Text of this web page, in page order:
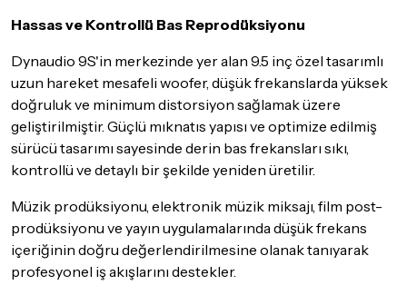
Hassas ve Kontrollü Bas Reprodüksiyonu
Dynaudio 9S'in merkezinde yer alan 9.5 inç özel tasarımlı
uzun hareket mesafeli woofer, düşük frekanslarda yüksek
doğruluk ve minimum distorsiyon sağlamak üzere
geliştirilmiştir. Güçlü mıknatıs yapısı ve optimize edilmiş
sürücü tasarımı sayesinde derin bas frekansları sıkı,
kontrollü ve detaylı bir şekilde yeniden üretilir.
Müzik prodüksiyonu, elektronik müzik miksajı, film post-
prodüksiyonu ve yayın uygulamalarında düşük frekans
içeriğinin doğru değerlendirilmesine olanak tanıyarak
profesyonel iş akışlarını destekler.